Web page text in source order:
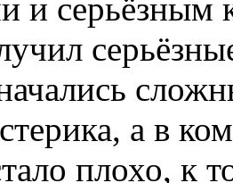
и серьёзным
а в
плохо, к